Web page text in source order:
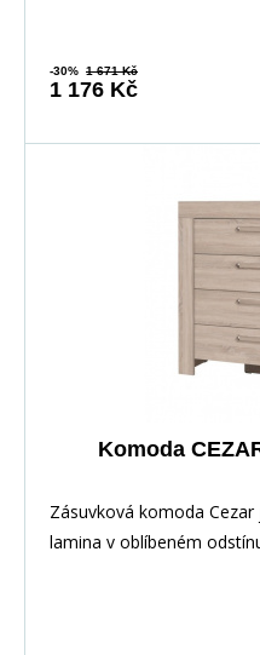
-30% 1 671 Kč
1 176 Kč
Komoda
Zásuvková komoda
lamina v oblíbeném